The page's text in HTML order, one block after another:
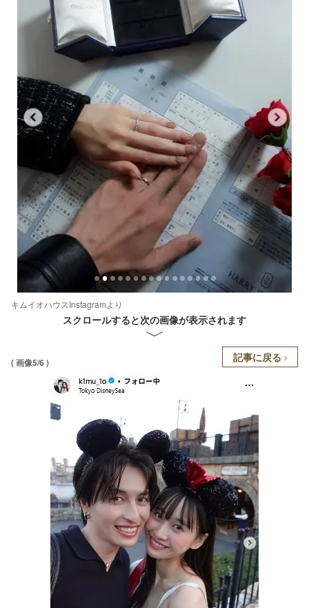
キムイオハウスInstagramより
スクロールすると次の画像が表示されます
( 画像5/6 ) 記事に戻る